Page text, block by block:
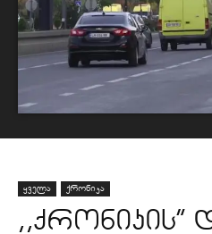
ყველა ქრონიკა
,,ქრონიკის”